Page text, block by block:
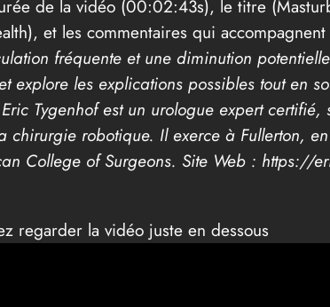
de la vidéo (00:02:43s), le titre
et les commentaires qui
fréquente et une diminution
explore les explications possibles tout en
Tygenhof est un urologue expert
chirurgie robotique. Il exerce à Fullerton,
College of Surgeons. Site Web :
regarder la vidéo juste en dessous